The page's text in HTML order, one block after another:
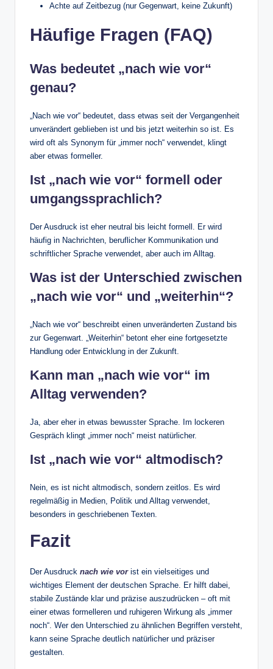
Achte auf Zeitbezug (nur Gegenwart, keine Zukunft)
Häufige Fragen (FAQ)
Was bedeutet „nach wie vor“
genau?
„Nach wie vor“ bedeutet, dass etwas seit der Vergangenheit
unverändert geblieben ist und bis jetzt weiterhin so ist. Es
wird oft als Synonym für „immer noch“ verwendet, klingt
aber etwas formeller.
Ist „nach wie vor“ formell oder
umgangssprachlich?
Der Ausdruck ist eher neutral bis leicht formell. Er wird
häufig in Nachrichten, beruflicher Kommunikation und
schriftlicher Sprache verwendet, aber auch im Alltag.
Was ist der Unterschied zwischen
„nach wie vor“ und „weiterhin“?
„Nach wie vor“ beschreibt einen unveränderten Zustand bis
zur Gegenwart. „Weiterhin“ betont eher eine fortgesetzte
Handlung oder Entwicklung in der Zukunft.
Kann man „nach wie vor“ im
Alltag verwenden?
Ja, aber eher in etwas bewusster Sprache. Im lockeren
Gespräch klingt „immer noch“ meist natürlicher.
Ist „nach wie vor“ altmodisch?
Nein, es ist nicht altmodisch, sondern zeitlos. Es wird
regelmäßig in Medien, Politik und Alltag verwendet,
besonders in geschriebenen Texten.
Fazit
Der Ausdruck nach wie vorist ein vielseitiges und
wichtiges Element der deutschen Sprache. Er hilft dabei,
stabile Zustände klar und präzise auszudrücken – oft mit
einer etwas formelleren und ruhigeren Wirkung als „immer
noch“. Wer den Unterschied zu ähnlichen Begriffen versteht,
kann seine Sprache deutlich natürlicher und präziser
gestalten.